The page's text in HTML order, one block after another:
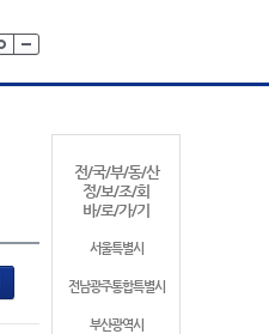
전/국/부/동/산
정/보/조/회
바/로/가/기
서울특별시
전남광주통합특별시
부산광역시